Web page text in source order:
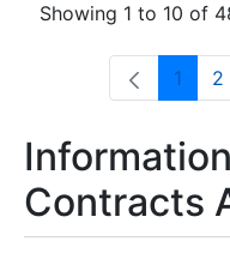
Showing 1 to 10 of
Page
1 2
Contracts